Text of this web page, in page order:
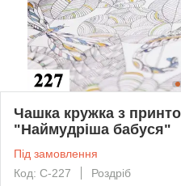
Чашка кружка з
"Наймудріша бабуся"
Під замовлення
Код: С-227
Роздріб